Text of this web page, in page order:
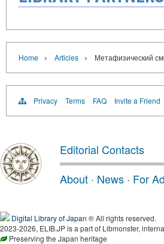
Home › Articles › Метафизический
Privacy Terms FAQ Invite a Friend
Editorial Contacts
About · News · For
Digital Library of Japan ® All rights reserved.
2023-2026, ELIB.JP is a part of Libmonster,
Preserving the Japan heritage